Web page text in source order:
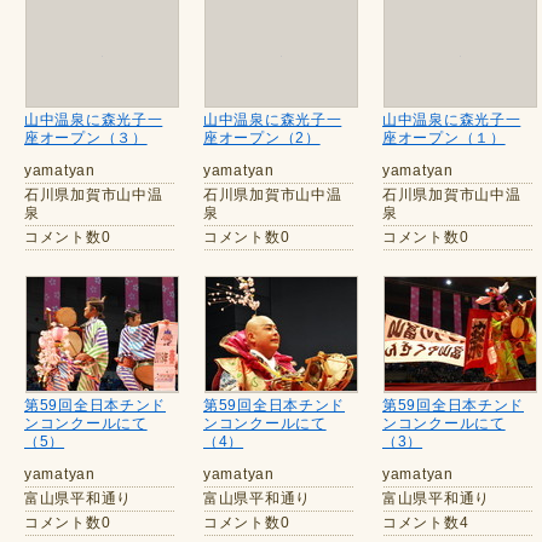
山中温泉に森光子一
座オープン（３）
yamatyan
石川県加賀市山中温
泉
コメント数0
山中温泉に森光子一
座オープン（2）
yamatyan
石川県加賀市山中温
泉
コメント数0
山中温泉に森光子一
座オープン（１）
yamatyan
石川県加賀市山中温
泉
コメント数0
第59回全日本チンド
ンコンクールにて
（5）
yamatyan
富山県平和通り
コメント数0
第59回全日本チンド
ンコンクールにて
（4）
yamatyan
富山県平和通り
コメント数0
第59回全日本チンド
ンコンクールにて
（3）
yamatyan
富山県平和通り
コメント数4